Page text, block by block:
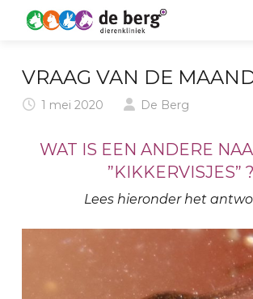
ZORG VOOR UW DIER
KONIJN & KNAAGDIER
CONTACT
VRAAG VAN DE
1 mei 2020 De Berg
WAT IS EEN ANDERE
”KIKKERVISJES” ?
Lees hieronder het